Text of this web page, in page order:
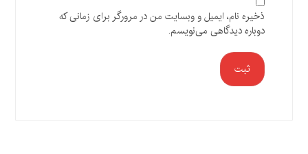
ذخیره نام، ایمیل و وبسایت من در مرورگر برای زمانی که
دوباره دیدگاهی می‌نویسم.
ثبت